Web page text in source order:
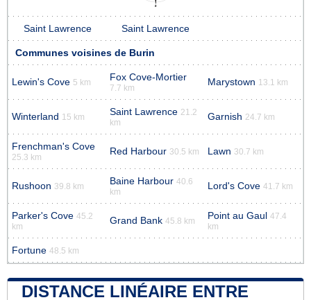
Saint Lawrence Saint Lawrence
Communes voisines de Burin
Lewin's Cove 5 km Fox Cove-Mortier
7.7 km
Marystown 13.1 km
Winterland 15 km Saint Lawrence 21.2
km
Garnish 24.7 km
Frenchman's Cove
25.3 km
Red Harbour 30.5 km Lawn 30.7 km
Rushoon 39.8 km Baine Harbour 40.6
km
Lord's Cove 41.7 km
Parker's Cove 45.2
km
Grand Bank 45.8 km Point au Gaul 47.4
km
Fortune 48.5 km
DISTANCE LINÉAIRE ENTRE